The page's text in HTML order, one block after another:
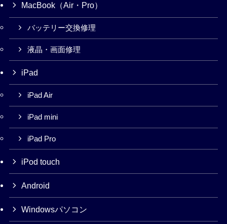
MacBook（Air・Pro）
バッテリー交換修理
液晶・画面修理
iPad
iPad Air
iPad mini
iPad Pro
iPod touch
Android
Windowsパソコン